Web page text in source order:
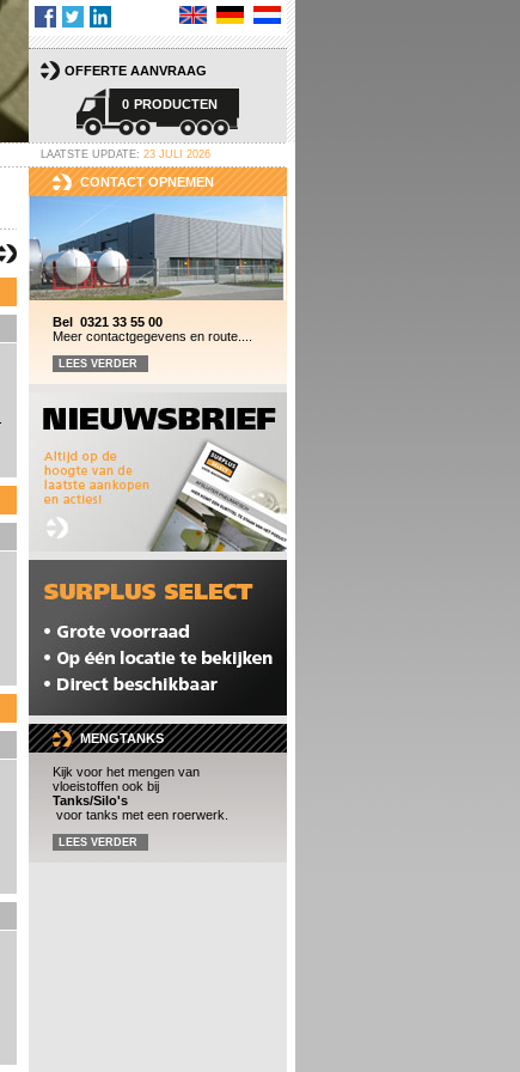
OFFERTE AANVRAAG
0 PRODUCTEN
LAATSTE UPDATE: 23 JULI 2026
CONTACT OPNEMEN
Bel 0321 33 55 00
Meer contactgegevens en route....
LEES VERDER
MENGTANKS
Kijk voor het mengen van
vloeistoffen ook bij
Tanks/Silo's
voor tanks met een roerwerk.
LEES VERDER